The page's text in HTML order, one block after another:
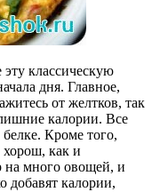
классическую
дня. Главное,
от желтков, так
калории. Все
Кроме того,
хорош, как и
на много овощей, и
добавят калории,